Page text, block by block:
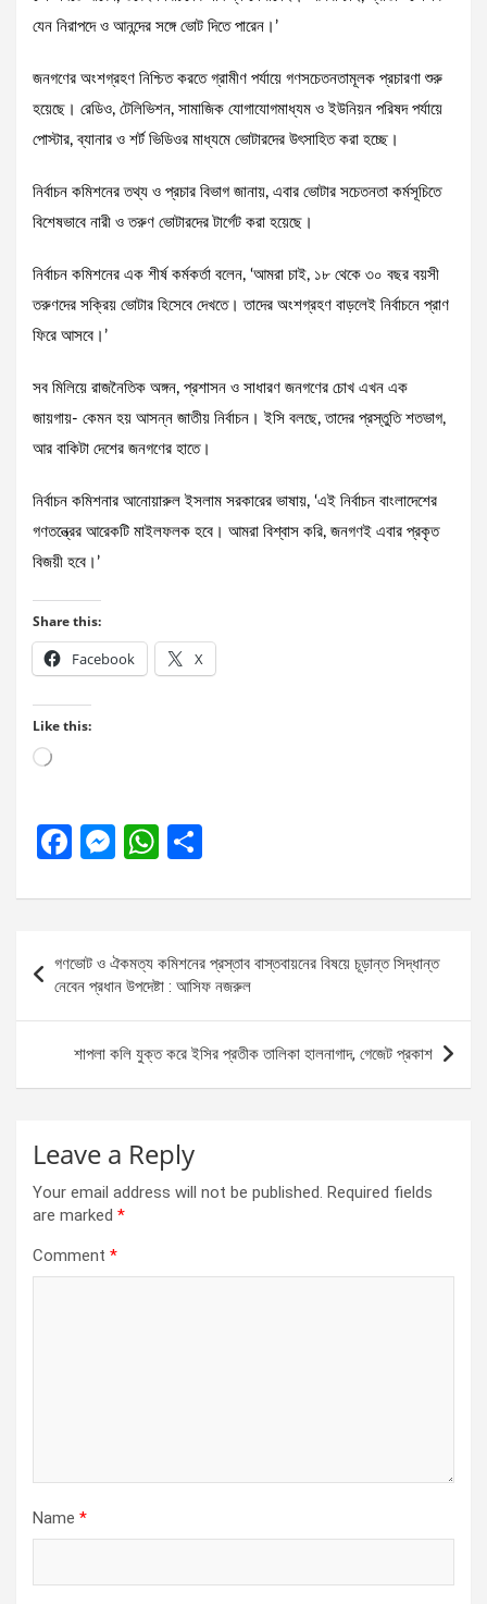
যেন নিরাপদে ও আনন্দের সঙ্গে ভোট দিতে পারেন।’
জনগণের অংশগ্রহণ নিশ্চিত করতে গ্রামীণ পর্যায়ে গণসচেতনতামূলক প্রচারণা শুরু
হয়েছে। রেডিও, টেলিভিশন, সামাজিক যোগাযোগমাধ্যম ও ইউনিয়ন পরিষদ পর্যায়ে
পোস্টার, ব্যানার ও শর্ট ভিডিওর মাধ্যমে ভোটারদের উৎসাহিত করা হচ্ছে।
নির্বাচন কমিশনের তথ্য ও প্রচার বিভাগ জানায়, এবার ভোটার সচেতনতা কর্মসূচিতে
বিশেষভাবে নারী ও তরুণ ভোটারদের টার্গেট করা হয়েছে।
নির্বাচন কমিশনের এক শীর্ষ কর্মকর্তা বলেন, ‘আমরা চাই, ১৮ থেকে ৩০ বছর বয়সী
তরুণদের সক্রিয় ভোটার হিসেবে দেখতে। তাদের অংশগ্রহণ বাড়লেই নির্বাচনে প্রাণ
ফিরে আসবে।’
সব মিলিয়ে রাজনৈতিক অঙ্গন, প্রশাসন ও সাধারণ জনগণের চোখ এখন এক
জায়গায়- কেমন হয় আসন্ন জাতীয় নির্বাচন। ইসি বলছে, তাদের প্রস্তুতি শতভাগ,
আর বাকিটা দেশের জনগণের হাতে।
নির্বাচন কমিশনার আনোয়ারুল ইসলাম সরকারের ভাষায়, ‘এই নির্বাচন বাংলাদেশের
গণতন্ত্রের আরেকটি মাইলফলক হবে। আমরা বিশ্বাস করি, জনগণই এবার প্রকৃত
বিজয়ী হবে।’
Share this:
Facebook X
Like this:
Loading…
F
ce
b
o
o
k
M
se
n
g
er
W
at
s
A
p
p
ar
navigation
গণভোট ও ঐকমত্য কমিশনের প্রস্তাব বাস্তবায়নের বিষয়ে চূড়ান্ত সিদ্ধান্ত
নেবেন প্রধান উপদেষ্টা : আসিফ নজরুল
শাপলা কলি যুক্ত করে ইসির প্রতীক তালিকা হালনাগাদ, গেজেট প্রকাশ
Leave a Reply
Your email address will not be published. Required fields
are marked *
Comment *
Name *